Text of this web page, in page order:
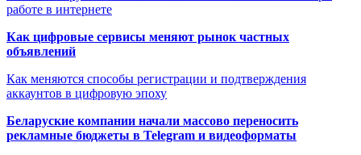
работе в интернете
Как цифровые сервисы меняют рынок частных
объявлений
Как меняются способы регистрации и подтверждения
аккаунтов в цифровую эпоху
Беларуские компании начали массово переносить
рекламные бюджеты в Telegram и видеоформаты